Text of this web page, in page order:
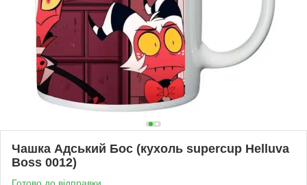
Чашка Адський Бос (кухоль supercup Helluva
Boss 0012)
Готово до відправки